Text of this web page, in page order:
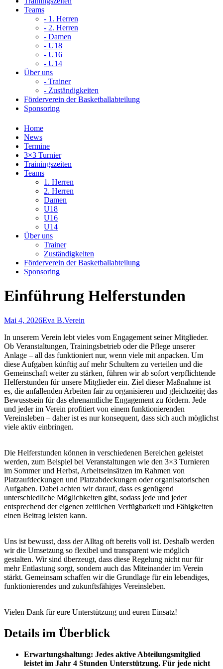
Teams
- 1. Herren
- 2. Herren
- Damen
- U18
- U16
- U14
Über uns
- Trainer
- Zuständigkeiten
Förderverein der Basketballabteilung
Sponsoring
Home
News
Termine
3×3 Turnier
Trainingszeiten
Teams
1. Herren
2. Herren
Damen
U18
U16
U14
Über uns
Trainer
Zuständigkeiten
Förderverein der Basketballabteilung
Sponsoring
Einführung Helferstunden
Mai 4, 2026Eva B.Verein
In unserem Verein lebt vieles vom Engagement seiner Mitglieder.
Ob Veranstaltungen, Trainingsbetrieb oder die Pflege unserer
Anlage – all das funktioniert nur, wenn viele mit anpacken. Um
diese Aufgaben künftig auf mehr Schultern zu verteilen und die
Gemeinschaft weiter zu stärken, führen wir ab sofort verpflichtende
Helferstunden für unsere Mitglieder ein. Ziel dieser Maßnahme ist
es, die anfallenden Arbeiten fair zu organisieren und gleichzeitig das
Bewusstsein für das ehrenamtliche Engagement zu fördern. Jede
und jeder im Verein profitiert von einem funktionierenden
Vereinsleben – daher ist es nur konsequent, dass sich auch möglichst
viele aktiv einbringen.
Die Helferstunden können in verschiedenen Bereichen geleistet
werden, zum Beispiel bei Veranstaltungen wie den 3×3 Turnieren
im Sommer und Herbst, Arbeitseinsätzen im Rahmen von
Platzaufdeckungen und Platzabdeckungen oder organisatorischen
Aufgaben. Dabei achten wir darauf, dass es genügend
unterschiedliche Möglichkeiten gibt, sodass jede und jeder
entsprechend der eigenen zeitlichen Verfügbarkeit und Fähigkeiten
einen Beitrag leisten kann.
Uns ist bewusst, dass der Alltag oft bereits voll ist. Deshalb werden
wir die Umsetzung so flexibel und transparent wie möglich
gestalten. Wir sind überzeugt, dass diese Regelung nicht nur für
mehr Entlastung sorgt, sondern auch das Miteinander im Verein
stärkt. Gemeinsam schaffen wir die Grundlage für ein lebendiges,
funktionierendes und zukunftsfähiges Vereinsleben.
Vielen Dank für eure Unterstützung und euren Einsatz!
Details im Überblick
Erwartungshaltung: Jedes aktive Abteilungsmitglied
leistet im Jahr 4 Stunden Unterstützung. Für jede nicht